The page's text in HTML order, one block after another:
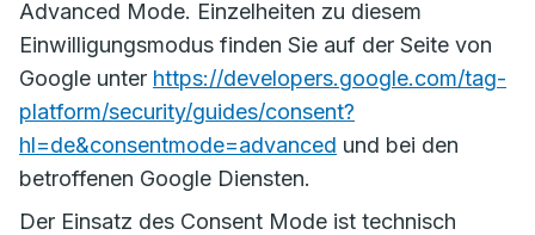
Advanced Mode. Einzelheiten zu diesem
Einwilligungsmodus finden Sie auf der Seite von
Google unter https://developers.google.com/tag-
platform/security/guides/consent?
hl=de&consentmode=advanced und bei den
betroffenen Google Diensten.
Der Einsatz des Consent Mode ist technisch